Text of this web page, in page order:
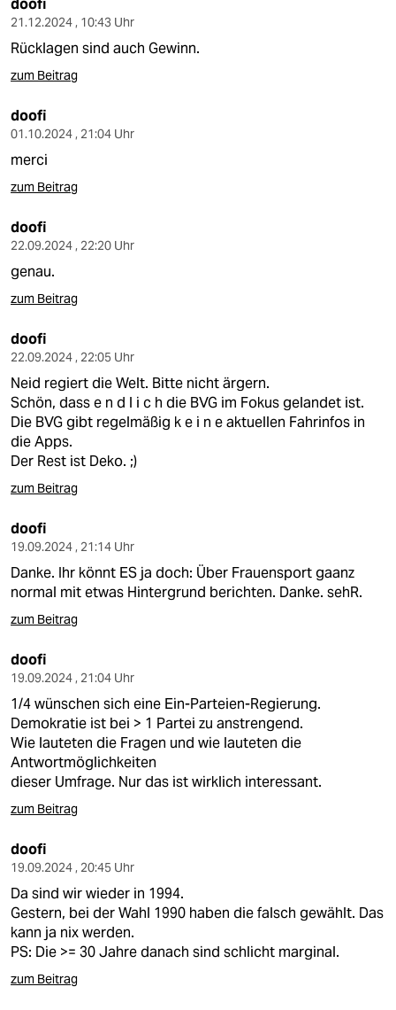
doofi
21.12.2024 , 10:43 Uhr
Rücklagen sind auch Gewinn.
zum Beitrag
doofi
01.10.2024 , 21:04 Uhr
merci
zum Beitrag
doofi
22.09.2024 , 22:20 Uhr
genau.
zum Beitrag
doofi
22.09.2024 , 22:05 Uhr
Neid regiert die Welt. Bitte nicht ärgern.
Schön, dass e n d l i c h die BVG im Fokus gelandet ist.
Die BVG gibt regelmäßig k e i n e aktuellen Fahrinfos in
die Apps.
Der Rest ist Deko. ;)
zum Beitrag
doofi
19.09.2024 , 21:14 Uhr
Danke. Ihr könnt ES ja doch: Über Frauensport gaanz
normal mit etwas Hintergrund berichten. Danke. sehR.
zum Beitrag
doofi
19.09.2024 , 21:04 Uhr
1/4 wünschen sich eine Ein-Parteien-Regierung.
Demokratie ist bei > 1 Partei zu anstrengend.
Wie lauteten die Fragen und wie lauteten die
Antwortmöglichkeiten
dieser Umfrage. Nur das ist wirklich interessant.
zum Beitrag
doofi
19.09.2024 , 20:45 Uhr
Da sind wir wieder in 1994.
Gestern, bei der Wahl 1990 haben die falsch gewählt. Das
kann ja nix werden.
PS: Die >= 30 Jahre danach sind schlicht marginal.
zum Beitrag